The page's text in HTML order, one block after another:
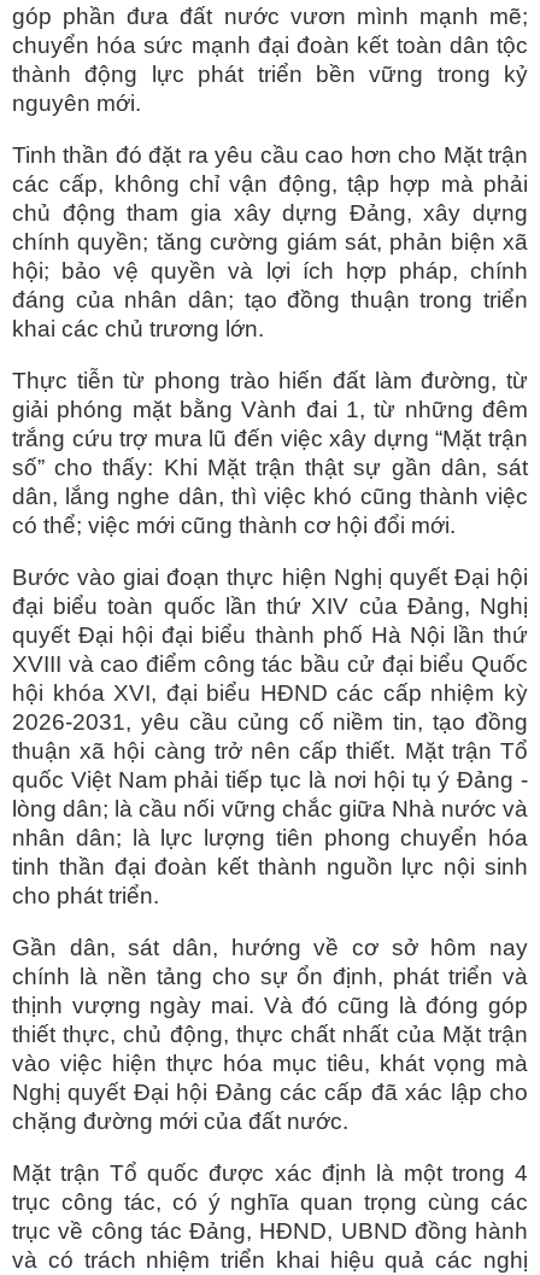
góp phần đưa đất nước vươn mình mạnh mẽ;
chuyển hóa sức mạnh đại đoàn kết toàn dân tộc
thành động lực phát triển bền vững trong kỷ
nguyên mới.
Tinh thần đó đặt ra yêu cầu cao hơn cho Mặt trận
các cấp, không chỉ vận động, tập hợp mà phải
chủ động tham gia xây dựng Đảng, xây dựng
chính quyền; tăng cường giám sát, phản biện xã
hội; bảo vệ quyền và lợi ích hợp pháp, chính
đáng của nhân dân; tạo đồng thuận trong triển
khai các chủ trương lớn.
Thực tiễn từ phong trào hiến đất làm đường, từ
giải phóng mặt bằng Vành đai 1, từ những đêm
trắng cứu trợ mưa lũ đến việc xây dựng “Mặt trận
số” cho thấy: Khi Mặt trận thật sự gần dân, sát
dân, lắng nghe dân, thì việc khó cũng thành việc
có thể; việc mới cũng thành cơ hội đổi mới.
Bước vào giai đoạn thực hiện Nghị quyết Đại hội
đại biểu toàn quốc lần thứ XIV của Đảng, Nghị
quyết Đại hội đại biểu thành phố Hà Nội lần thứ
XVIII và cao điểm công tác bầu cử đại biểu Quốc
hội khóa XVI, đại biểu HĐND các cấp nhiệm kỳ
2026-2031, yêu cầu củng cố niềm tin, tạo đồng
thuận xã hội càng trở nên cấp thiết. Mặt trận Tổ
quốc Việt Nam phải tiếp tục là nơi hội tụ ý Đảng -
lòng dân; là cầu nối vững chắc giữa Nhà nước và
nhân dân; là lực lượng tiên phong chuyển hóa
tinh thần đại đoàn kết thành nguồn lực nội sinh
cho phát triển.
Gần dân, sát dân, hướng về cơ sở hôm nay
chính là nền tảng cho sự ổn định, phát triển và
thịnh vượng ngày mai. Và đó cũng là đóng góp
thiết thực, chủ động, thực chất nhất của Mặt trận
vào việc hiện thực hóa mục tiêu, khát vọng mà
Nghị quyết Đại hội Đảng các cấp đã xác lập cho
chặng đường mới của đất nước.
Mặt trận Tổ quốc được xác định là một trong 4
trục công tác, có ý nghĩa quan trọng cùng các
trục về công tác Đảng, HĐND, UBND đồng hành
và có trách nhiệm triển khai hiệu quả các nghị